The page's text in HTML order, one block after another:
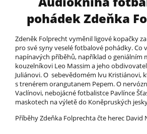
pohádek Zdeňka
Zdeněk Folprecht vyměnil ligové kopačky
pro své syny veselé fotbalové pohádky. Co
napínavých příběhů, například o geniálním
kouzelníkovi Leo Massim a jeho
Juliánovi. O sebevědomém lvu Kristiánovi,
s trenérem orangutanem Pepem. O
Vaclínovi, nebojácné fotbalistce Pavlínce
maskotech na výletě do Koněpruských
Příběhy Zdeňka Folprechta čte herec David